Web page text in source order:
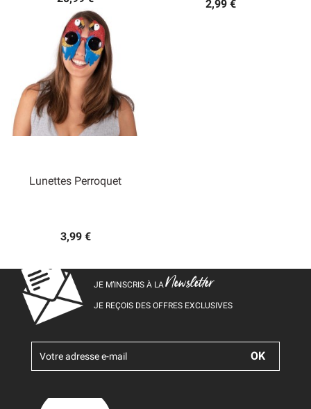
2,99 €
Lunettes Perroquet
3,99 €
JE M’INSCRIS À LANewsletter
JE REÇOIS DES OFFRES EXCLUSIVES